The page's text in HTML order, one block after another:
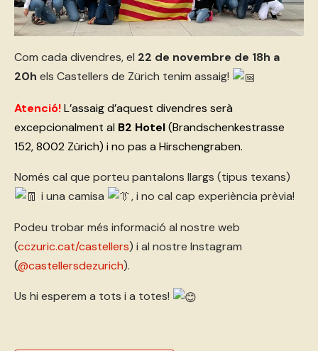
Com cada divendres, el 22 de novembre de 18h a
20h els Castellers de Zürich tenim assaig!
Atenció!L’assaig d’aquest divendres serà
excepcionalment al B2 Hotel(Brandschenkestrasse
152, 8002 Zürich) i no pas a Hirschengraben.
Només cal que porteu pantalons llargs (tipus texans)
i una camisa
, i no cal cap experiència prèvia!
Podeu trobar més informació al nostre web
(cczuric.cat/castellers) i al nostre Instagram
(@castellersdezurich).
Us hi esperem a tots i a totes!